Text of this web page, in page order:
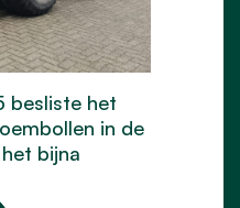
besliste het
in de
bijna